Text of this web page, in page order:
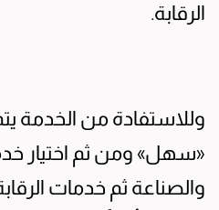
الرقابة.
وللاستفادة من الخدمة
«سهل» ومن ثم اختيار
والصناعة ثم خدمات